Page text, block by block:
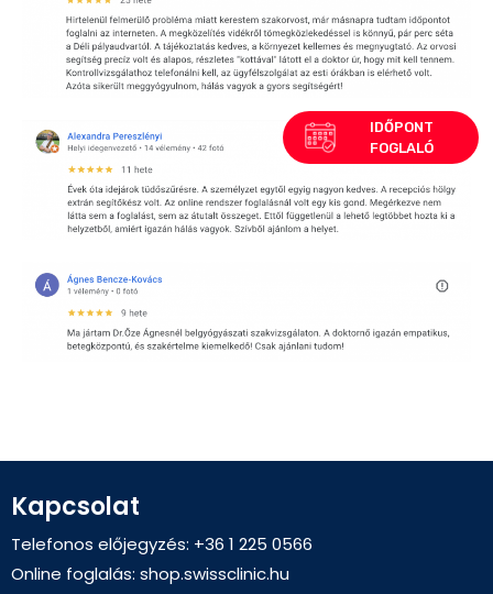
Kapcsolat
Telefonos előjegyzés: +36 1 225 0566
Online foglalás: shop.swissclinic.hu